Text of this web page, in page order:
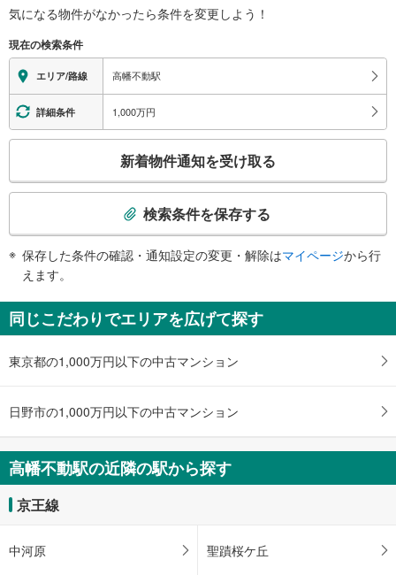
高畑 三沢方面、高幡不動尊、高幡橋、日野市役所七生支所（高幡ＳＣ ２
連絡通路経由（京王）
多摩モノレールのりば
北側出口（多摩モノレール）
新井方面、高幡方面、日野市福祉支援センター、高幡福祉センター、若宮神社
南側出口（多摩モノレール）
京王線 高幡不動駅、高幡不動尊、高幡図書館、高幡方面、三沢一・三・四丁
目方面、タクシーのりば、バスのりば
※段差なしでの移動経路
【京王電鉄】：○
【多摩モノレール】：○
エレベータ
【京王電鉄】
・各ホーム⇔改札
・北口
・各ホーム⇔改札
【京王電鉄】
・各ホーム⇔改札
・北口
・南口
【多摩モノレール】
・改札⇔京王線高幡不動駅方面（西側）
トイレ
・改札内
【多摩モノレール】
・改札内
【京王電鉄】
気になる物件がなかったら条件を変更しよう！
現在の検索条件
エリア/路線 高幡不動駅
詳細条件 1,000万円
検
知
を
け
・
件
を
マ
イ
ー
新着物件通知を受け取る
検索条件を保存する
保存した条件の確認・通知設定の変更・解除はマイページから行
えます。
同じこだわりでエリアを広げて探す
東京都の1,000万円以下の中古マンション
日野市の1,000万円以下の中古マンション
高幡不動駅の近隣の駅から探す
京王線
中河原 聖蹟桜ケ丘